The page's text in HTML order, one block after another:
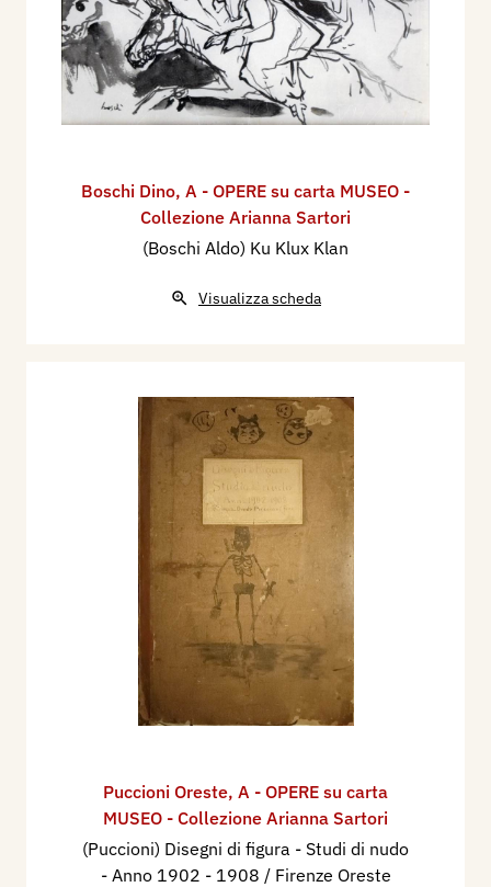
Boschi Dino, A - OPERE su carta MUSEO -
Collezione Arianna Sartori
(Boschi Aldo) Ku Klux Klan
Visualizza scheda
Puccioni Oreste, A - OPERE su carta
MUSEO - Collezione Arianna Sartori
(Puccioni) Disegni di figura - Studi di nudo
- Anno 1902 - 1908 / Firenze Oreste